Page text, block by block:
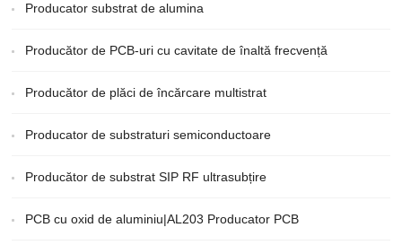
Producator substrat de alumina
Producător de PCB-uri cu cavitate de înaltă frecvență
Producător de plăci de încărcare multistrat
Producator de substraturi semiconductoare
Producător de substrat SIP RF ultrasubțire
PCB cu oxid de aluminiu|AL203 Producator PCB